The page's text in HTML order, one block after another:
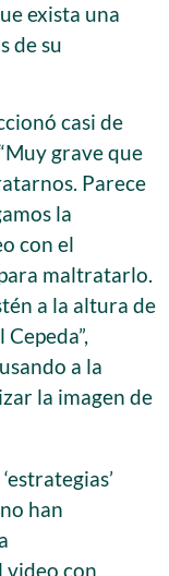
exista una
de su
casi de
grave que
Parece
la
con el
maltratarlo.
a la altura de
a la
la imagen de
han
video con